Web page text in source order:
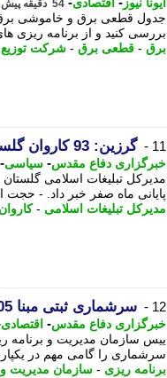
54 دقیقه پیش - شنبه 17 مرداد 1405، 10:31
بررسی کنید و از برنامه ریزی
برق - قطعی برق - شرکت
11 - گرزین: 93 کاروان گلستانی راهی مشهدالرضا(ع) می شوند
خبرگزاری دفاع مقدس- سیاسی-
پایانی ماه صفر خبر داد. - حجت
مدیرکل تبلیغات اسلامی -کاروان
12 - سرشماری ثبتی مبنا 1405 نقطه عطفی در برنامه ریزی علمی و دقیق کشور است
خبرگزاری دفاع مقدس- اقتصادی
سرشماری را گامی مهم در
برنامه ریزی - سازمان مدیریت و